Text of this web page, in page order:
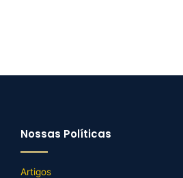
Nossas Políticas
Artigos